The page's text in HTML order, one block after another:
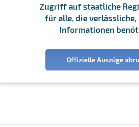
Zugriff auf staatliche
für alle, die
Informationen
Offizielle Auszüge